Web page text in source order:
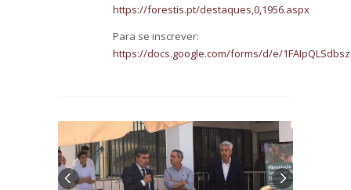
https://forestis.pt/destaques,0,1956.aspx
Para se inscrever:
https://docs.google.com/forms/d/e/